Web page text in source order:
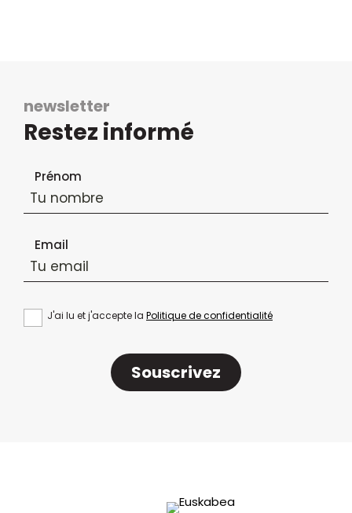
newsletter
Restez informé
Formulaire d'inscription à la newsletter
Prénom
Email
J'ai lu et j'accepte la Politique de confidentialité
Souscrivez